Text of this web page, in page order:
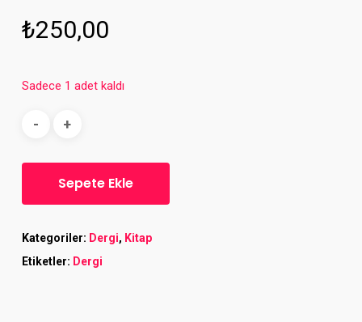
₺250,00
Sadece 1 adet kaldı
Sepete Ekle
Kategoriler: Dergi, Kitap
Etiketler: Dergi